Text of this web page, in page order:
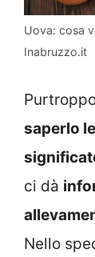
Uova: cosa
Inabruzzo.it
saperlo
ci dà
Nello